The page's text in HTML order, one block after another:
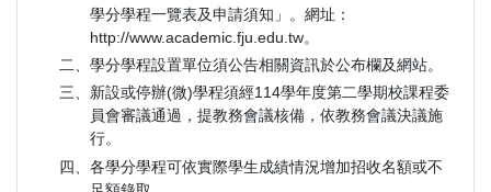
學分學程一覽表及申請須知」。網址：
http://www.academic.fju.edu.tw。
二、學分學程設置單位須公告相關資訊於公布欄及網站。
三、新設或停辦(微)學程須經114學年度第二學期校課程委
員會審議通過，提教務會議核備，依教務會議決議施
行。
四、各學分學程可依實際學生成績情況增加招收名額或不